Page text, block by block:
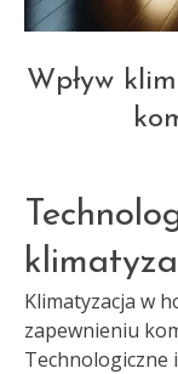
Wpływ
Klimatyzacja w
zapewnieniu
Technologiczne